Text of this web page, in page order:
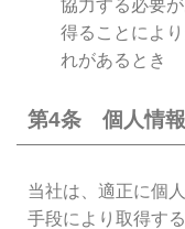
協力する必要
得ることによ
れがあるとき
第4条 個人情
当社は、適正に個
手段により取得す